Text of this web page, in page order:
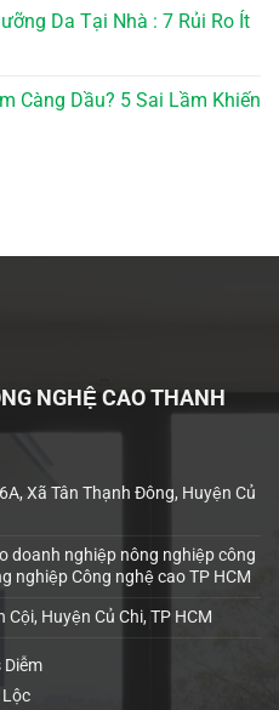
Da Tại Nhà : 7 Rủi Ro Ít
Càng Dầu? 5 Sai Lầm Khiến
NGHỆ CAO THANH
Xã Tân Thạnh Đông, Huyện Củ
doanh nghiệp nông nghiệp công
nghiệp Công nghệ cao TP HCM
Cội, Huyện Củ Chi, TP HCM
Diễm
Lộc